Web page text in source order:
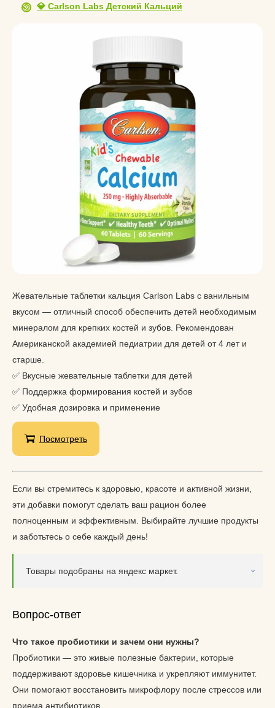
💎 Carlson Labs Детский Кальций
Жевательные таблетки кальция Carlson Labs с ванильным
вкусом — отличный способ обеспечить детей необходимым
минералом для крепких костей и зубов. Рекомендован
Американской академией педиатрии для детей от 4 лет и
старше.
✅ Вкусные жевательные таблетки для детей
✅ Поддержка формирования костей и зубов
✅ Удобная дозировка и применение
Посмотреть
Если вы стремитесь к здоровью, красоте и активной жизни,
эти добавки помогут сделать ваш рацион более
полноценным и эффективным. Выбирайте лучшие продукты
и заботьтесь о себе каждый день!
Товары подобраны на яндекс маркет.
Вопрос-ответ
Что такое пробиотики и зачем они нужны?
Пробиотики — это живые полезные бактерии, которые
поддерживают здоровье кишечника и укрепляют иммунитет.
Они помогают восстановить микрофлору после стрессов или
приема антибиотиков.